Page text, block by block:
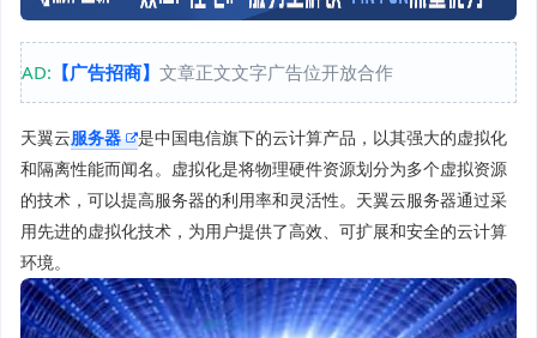
AD: 【广告招商】 文章正文文字广告位开放合作
天翼云服务器
是中国电信旗下的云计算产品，以其强大的虚拟化
和隔离性能而闻名。虚拟化是将物理硬件资源划分为多个虚拟资源
的技术，可以提高服务器的利用率和灵活性。天翼云服务器通过采
用先进的虚拟化技术，为用户提供了高效、可扩展和安全的云计算
环境。